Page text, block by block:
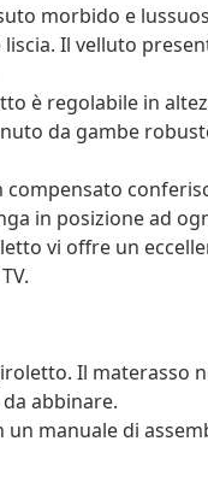
morbido e
Il velluto
è regolabile in
da gambe
compensato
in posizione ad
vi offre un
Il materasso
abbinare.
manuale di